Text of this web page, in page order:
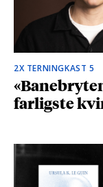
2X TERNINGKAST 5
farligste